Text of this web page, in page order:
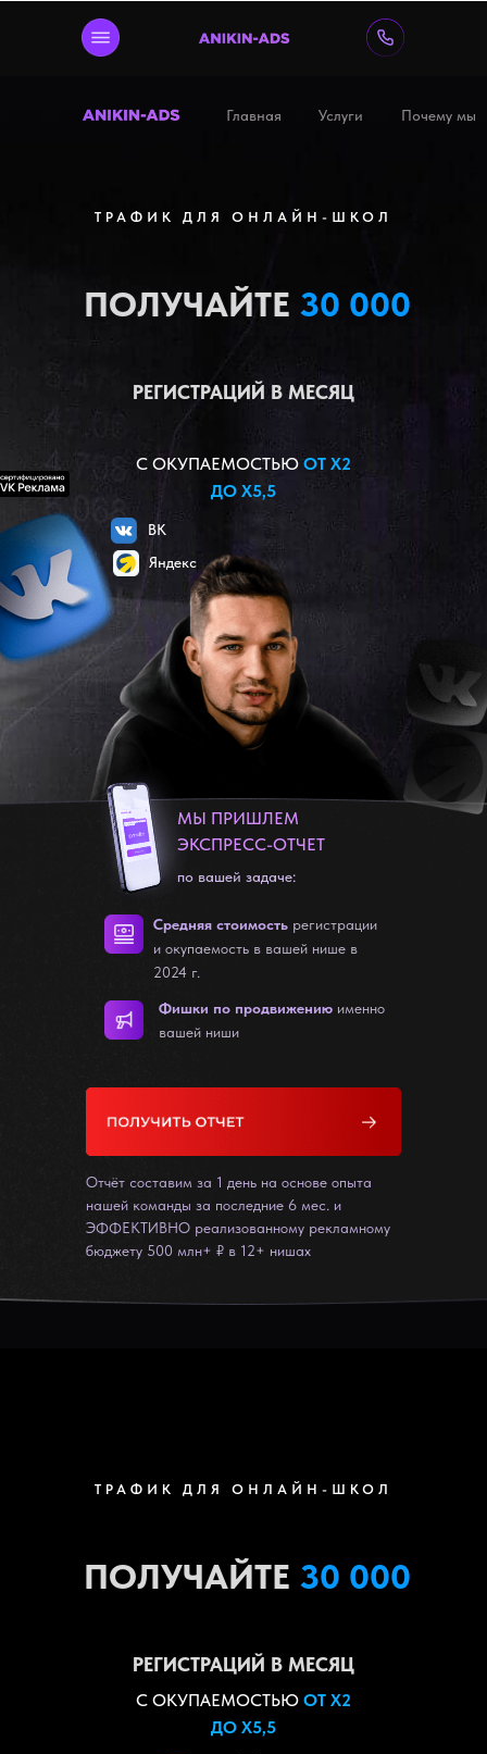
МЫ ПРИШЛЕМ
ЭКСПРЕСС-ОТЧЕТ
по вашей задаче:
Средняя стоимость регистрации
и окупаемость в вашей нише в
2024 г.
Фишки по продвижению именно
вашей ниши
Отчёт составим за 1 день на основе опыта
нашей команды за последние 6 мес. и
ЭФФЕКТИВНО реализованному рекламному
бюджету 500 млн+ ₽ в 12+ нишах
Главная Услуги Почему мы
ПОЛУЧАЙТЕ 30 000
РЕГИСТРАЦИЙ В МЕСЯЦ
ВК
ТРАФИК ДЛЯ ОНЛАЙН-ШКОЛ
С ОКУПАЕМОСТЬЮ ОТ Х2
ДО Х5,5
Яндекс
ПОЛУЧАЙТЕ 30 000
РЕГИСТРАЦИЙ В МЕСЯЦ
ТРАФИК ДЛЯ ОНЛАЙН-ШКОЛ
С ОКУПАЕМОСТЬЮ ОТ Х2
ДО Х5,5